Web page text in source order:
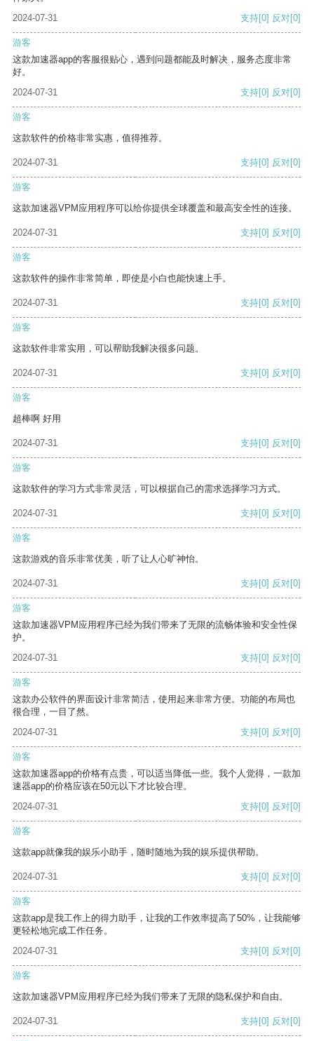
2024-07-31
支持[0] 反对[0]
游客
这款加速器app的客服很贴心，遇到问题都能及时解决，服务态度非常
好。
2024-07-31
支持[0] 反对[0]
游客
这款软件的价格非常实惠，值得推荐。
2024-07-31 支持[0] 反对[0]
游客
这款加速器VPM应用程序可以给你提供全球覆盖和最高安全性的连接。
2024-07-31 支持[0] 反对[0]
游客
这款软件的操作非常简单，即使是小白也能快速上手。
2024-07-31 支持[0] 反对[0]
游客
这款软件非常实用，可以帮助我解决很多问题。
2024-07-31 支持[0] 反对[0]
游客
超棒啊 好用
2024-07-31 支持[0] 反对[0]
游客
这款软件的学习方式非常灵活，可以根据自己的需求选择学习方式。
2024-07-31 支持[0] 反对[0]
游客
这款游戏的音乐非常优美，听了让人心旷神怡。
2024-07-31 支持[0] 反对[0]
游客
这款加速器VPM应用程序已经为我们带来了无限的流畅体验和安全性保
护。
2024-07-31
支持[0] 反对[0]
游客
这款办公软件的界面设计非常简洁，使用起来非常方便。功能的布局也
很合理，一目了然。
2024-07-31
支持[0] 反对[0]
游客
这款加速器app的价格有点贵，可以适当降低一些。我个人觉得，一款加
速器app的价格应该在50元以下才比较合理。
2024-07-31
支持[0] 反对[0]
游客
这款app就像我的娱乐小助手，随时随地为我的娱乐提供帮助。
2024-07-31 支持[0] 反对[0]
游客
这款app是我工作上的得力助手，让我的工作效率提高了50%，让我能够
更轻松地完成工作任务。
2024-07-31
支持[0] 反对[0]
游客
这款加速器VPM应用程序已经为我们带来了无限的隐私保护和自由。
2024-07-31 支持[0] 反对[0]